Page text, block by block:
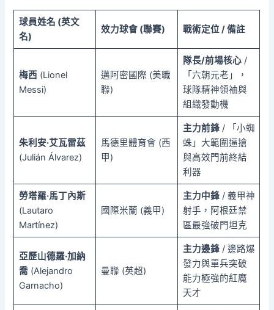
球員姓名 (英文
名)
效力球會 (聯賽) 戰術定位 / 備註
梅西(Lionel
Messi)
邁阿密國際 (美職
聯)
隊長/前場核心/
「六朝元老」，
球隊精神領袖與
組織發動機
朱利安·艾瓦雷茲
(Julián Álvarez)
馬德里體育會 (西
甲)
主力前鋒/ 「小蜘
蛛」大範圍逼搶
與高效門前終結
利器
勞塔羅·馬丁內斯
(Lautaro
Martínez)
國際米蘭 (義甲)
主力中鋒/ 義甲神
射手，阿根廷禁
區最強破門坦克
亞歷山德羅·加納
喬(Alejandro
Garnacho)
曼聯 (英超)
主力邊鋒/ 邊路爆
發力與單兵突破
能力極強的紅魔
天才